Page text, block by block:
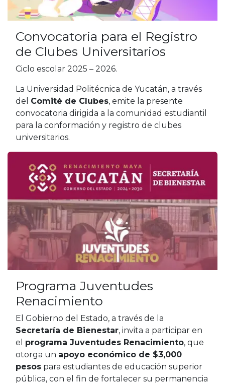
Convocatoria para el Registro
de Clubes Universitarios
Ciclo escolar 2025 – 2026.
La Universidad Politécnica de Yucatán, a través
del Comité de Clubes, emite la presente
convocatoria dirigida a la comunidad estudiantil
para la conformación y registro de clubes
universitarios.
Programa Juventudes
Renacimiento
El Gobierno del Estado, a través de la
Secretaría de Bienestar, invita a participar en
el programa Juventudes Renacimiento, que
otorga un apoyo económico de $3,000
pesos para estudiantes de educación superior
pública, con el fin de fortalecer su permanencia